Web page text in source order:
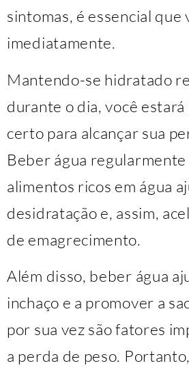
sintomas, é essencial
imediatamente.
Mantendo-se hidratado
durante o dia, você estará
certo para alcançar sua
Beber água
alimentos ricos em água
desidratação e, assim,
de emagrecimento.
Além disso, beber água
inchaço e a promover a
por sua vez são fatores
a perda de peso.